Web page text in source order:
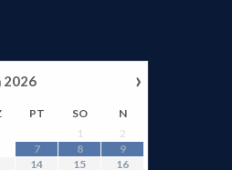
›
2026
PT SO
N
1
2
7 8
9
14 15 16